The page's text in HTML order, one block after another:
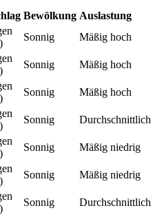
Bewölkung Auslastung
Sonnig Mäßig hoch
Sonnig Mäßig hoch
Sonnig Mäßig hoch
Sonnig Durchschnittlich
Sonnig Mäßig niedrig
Sonnig Mäßig niedrig
Sonnig Durchschnittlich